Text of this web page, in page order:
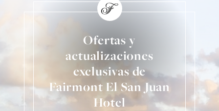
Ofertas y
actualizaciones
exclusivas de
Fairmont El San Juan
Hotel